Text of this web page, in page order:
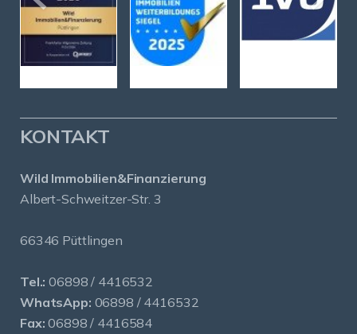
KONTAKT
Wild Immobilien&Finanzierung
Albert-Schweitzer-Str. 3
66346 Püttlingen
Tel.: 06898 / 4416532
WhatsApp: 06898 / 4416532
Fax: 06898 / 4416584